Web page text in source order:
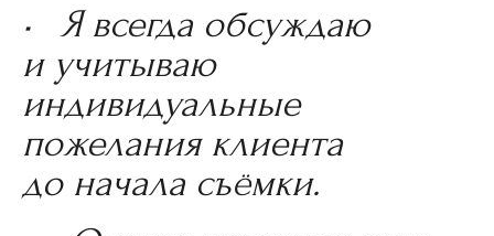
• Я всегда обсуждаю
и учитываю
индивидуальные
пожелания клиента
до начала съёмки.